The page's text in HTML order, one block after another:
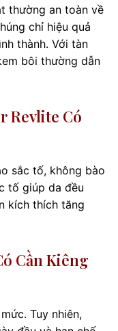
thường an toàn về
chỉ hiệu quả
thành. Với tàn
bôi thường dẫn
Revlite Có
sắc tố, không bào
tố giúp da đều
kích thích tăng
Cần Kiêng
Tuy nhiên,